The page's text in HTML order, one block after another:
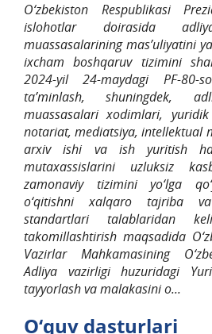
O‘zbekiston Respublikasi
islohotlar doirasida
muassasalarining mas’uliyatini
ixcham boshqaruv tizimini
2024-yil 24-maydagi PF-80-
ta’minlash, shuningdek,
muassasalari xodimlari,
notariat, mediatsiya, intellektual
arxiv ishi va ish yuritish
mutaxassislarini uzluksiz
zamonaviy tizimini yo‘lga
o‘qitishni xalqaro tajriba
standartlari talablaridan
takomillashtirish maqsadida
Vazirlar Mahkamasining
Adliya vazirligi huzuridagi
tayyorlash va malakasini o...
O‘quv dasturlari